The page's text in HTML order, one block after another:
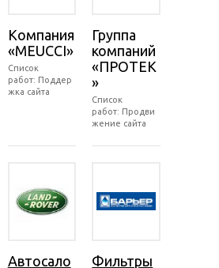
Компания
«MEUCCI»
Список
работ: Поддер
жка сайта
Группа
компаний
«ПРОТЕК
»
Список
работ: Продви
жение сайта
Автосало
Фильтры